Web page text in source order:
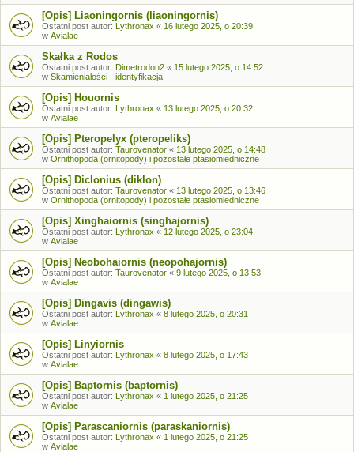
[Opis] Liaoningornis (liaoningornis)
Ostatni post autor: Lythronax « 16 lutego 2025, o 20:39
w Avialae
Skałka z Rodos
Ostatni post autor: Dimetrodon2 « 15 lutego 2025, o 14:52
w Skamieniałości - identyfikacja
[Opis] Houornis
Ostatni post autor: Lythronax « 13 lutego 2025, o 20:32
w Avialae
[Opis] Pteropelyx (pteropeliks)
Ostatni post autor: Taurovenator « 13 lutego 2025, o 14:48
w Ornithopoda (ornitopody) i pozostałe ptasiomiedniczne
[Opis] Diclonius (diklon)
Ostatni post autor: Taurovenator « 13 lutego 2025, o 13:46
w Ornithopoda (ornitopody) i pozostałe ptasiomiedniczne
[Opis] Xinghaiornis (singhajornis)
Ostatni post autor: Lythronax « 12 lutego 2025, o 23:04
w Avialae
[Opis] Neobohaiornis (neopohajornis)
Ostatni post autor: Taurovenator « 9 lutego 2025, o 13:53
w Avialae
[Opis] Dingavis (dingawis)
Ostatni post autor: Lythronax « 8 lutego 2025, o 20:31
w Avialae
[Opis] Linyiornis
Ostatni post autor: Lythronax « 8 lutego 2025, o 17:43
w Avialae
[Opis] Baptornis (baptornis)
Ostatni post autor: Lythronax « 1 lutego 2025, o 21:25
w Avialae
[Opis] Parascaniornis (paraskaniornis)
Ostatni post autor: Lythronax « 1 lutego 2025, o 21:25
w Avialae